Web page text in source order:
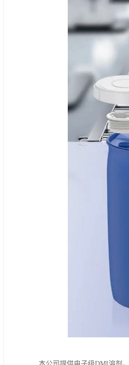
本公司提供电子级DMI溶剂